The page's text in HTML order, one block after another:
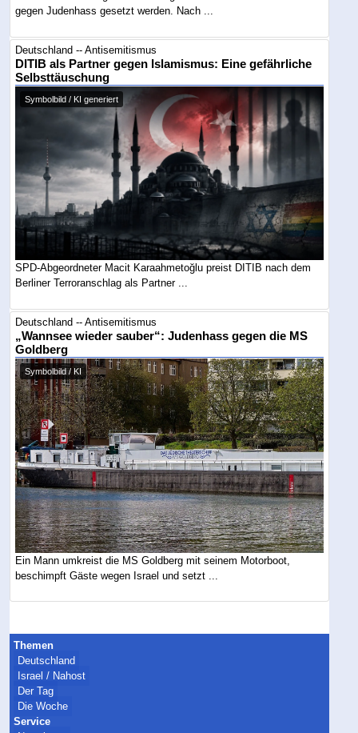
gegen Judenhass gesetzt werden. Nach ...
Deutschland -- Antisemitismus
DITIB als Partner gegen Islamismus: Eine gefährliche
Selbsttäuschung
Symbolbild / KI generiert
SPD-Abgeordneter Macit Karaahmetoğlu preist DITIB nach dem
Berliner Terroranschlag als Partner ...
Deutschland -- Antisemitismus
„Wannsee wieder sauber“: Judenhass gegen die MS
Goldberg
Symbolbild / KI
Ein Mann umkreist die MS Goldberg mit seinem Motorboot,
beschimpft Gäste wegen Israel und setzt ...
Themen
Deutschland
Israel / Nahost
Der Tag
Die Woche
Service